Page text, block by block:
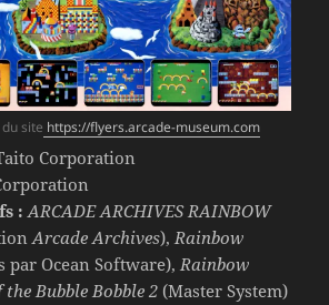
site https://flyers.arcade-museum.com
Corporation
: ARCADE ARCHIVES RAINBOW
Arcade Archives),Rainbow
par Ocean Software),Rainbow
Bubble Bobble 2 (Master System)